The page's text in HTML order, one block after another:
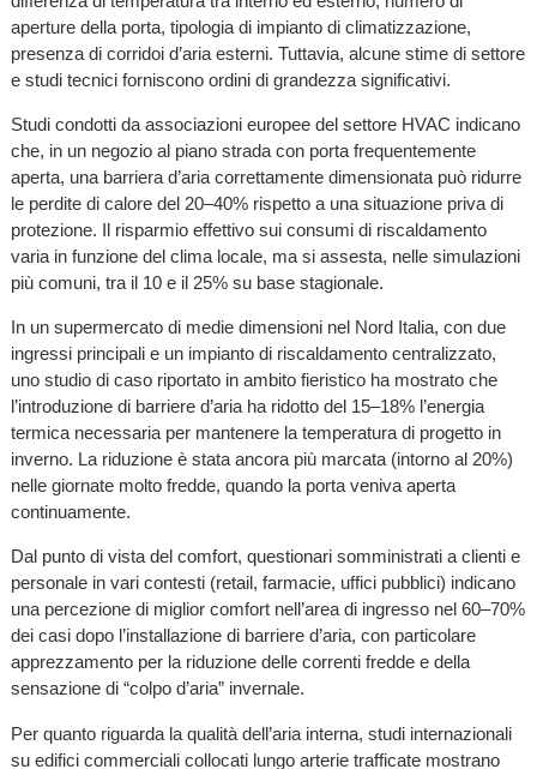
aperture della porta, tipologia di impianto di climatizzazione,
presenza di corridoi d’aria esterni. Tuttavia, alcune stime di settore
e studi tecnici forniscono ordini di grandezza significativi.
Studi condotti da associazioni europee del settore HVAC indicano
che, in un negozio al piano strada con porta frequentemente
aperta, una barriera d’aria correttamente dimensionata può ridurre
le perdite di calore del 20–40% rispetto a una situazione priva di
protezione. Il risparmio effettivo sui consumi di riscaldamento
varia in funzione del clima locale, ma si assesta, nelle simulazioni
più comuni, tra il 10 e il 25% su base stagionale.
In un supermercato di medie dimensioni nel Nord Italia, con due
ingressi principali e un impianto di riscaldamento centralizzato,
uno studio di caso riportato in ambito fieristico ha mostrato che
l’introduzione di barriere d’aria ha ridotto del 15–18% l’energia
termica necessaria per mantenere la temperatura di progetto in
inverno. La riduzione è stata ancora più marcata (intorno al 20%)
nelle giornate molto fredde, quando la porta veniva aperta
continuamente.
Dal punto di vista del comfort, questionari somministrati a clienti e
personale in vari contesti (retail, farmacie, uffici pubblici) indicano
una percezione di miglior comfort nell’area di ingresso nel 60–70%
dei casi dopo l’installazione di barriere d’aria, con particolare
apprezzamento per la riduzione delle correnti fredde e della
sensazione di “colpo d’aria” invernale.
Per quanto riguarda la qualità dell’aria interna, studi internazionali
su edifici commerciali collocati lungo arterie trafficate mostrano